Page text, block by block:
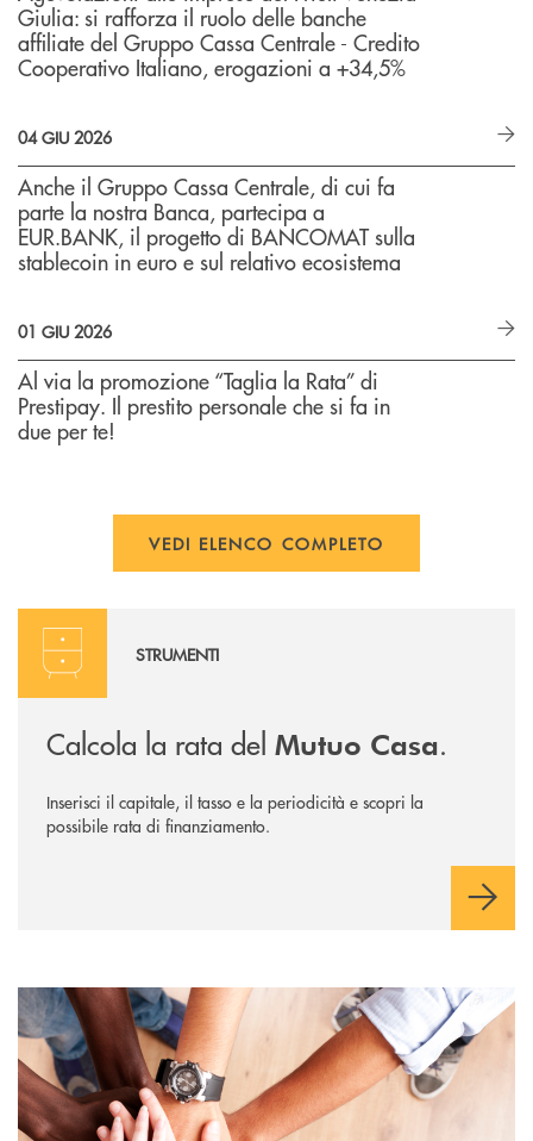
Giulia: si rafforza il ruolo delle banche
affiliate del Gruppo Cassa Centrale - Credito
Cooperativo Italiano, erogazioni a +34,5%
04 GIU 2026
Anche il Gruppo Cassa Centrale, di cui fa
parte la nostra Banca, partecipa a
EUR.BANK, il progetto di BANCOMAT sulla
stablecoin in euro e sul relativo ecosistema
01 GIU 2026
Al via la promozione “Taglia la Rata” di
Prestipay. Il prestito personale che si fa in
due per te!
VEDI ELENCO COMPLETO
STRUMENTI
Calcola la rata del Mutuo Casa.
Inserisci il capitale, il tasso e la periodicità e scopri la
possibile rata di finanziamento.
Diventa socio